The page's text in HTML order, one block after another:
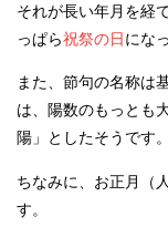
それが長い年月を経
っぱら祝祭の日にな
また、節句の名称は
は、陽数のもっとも
陽」としたそうです。
ちなみに、お正月（
す。